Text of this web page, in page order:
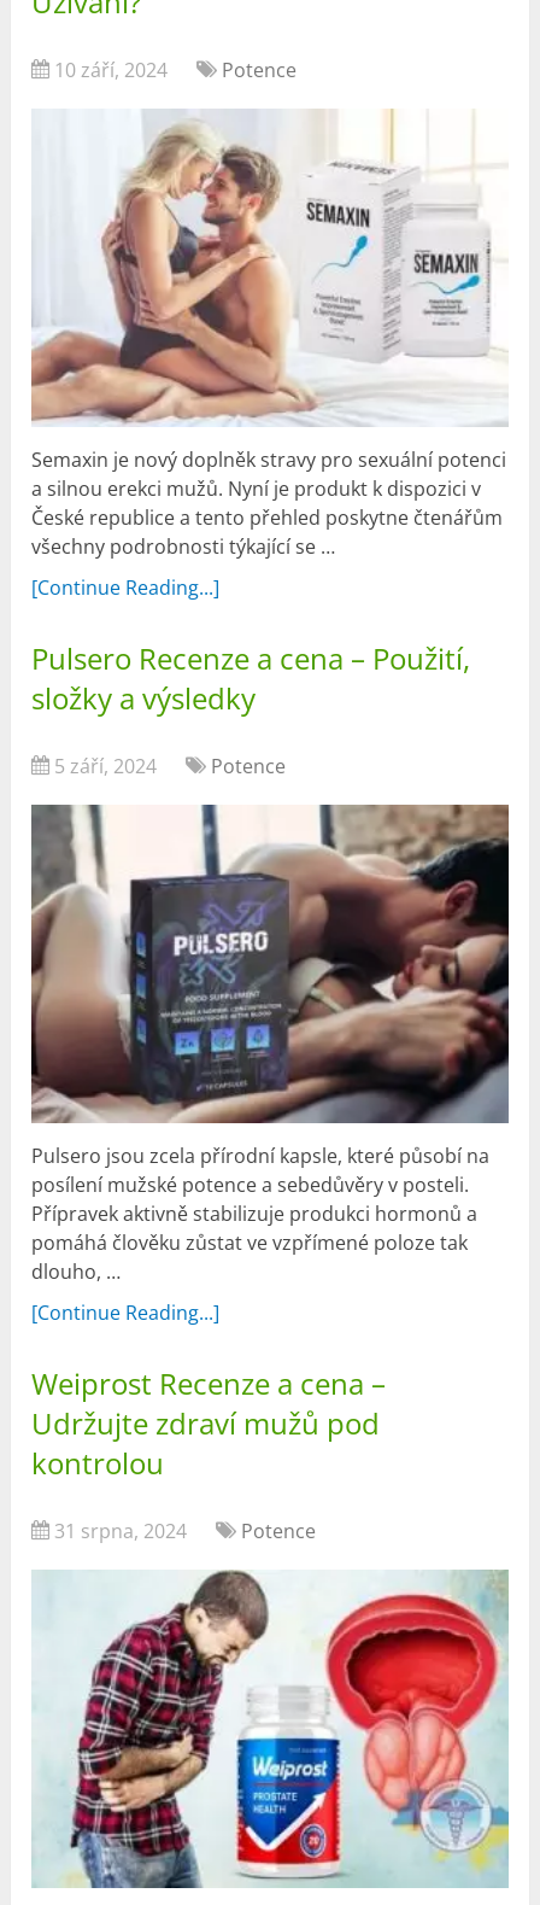
10 září, 2024 Potence
Semaxin je nový doplněk stravy pro sexuální potenci
a silnou erekci mužů. Nyní je produkt k dispozici v
České republice a tento přehled poskytne čtenářům
všechny podrobnosti týkající se …
[Continue Reading...]
Pulsero Recenze a cena – Použití,
složky a výsledky
5 září, 2024 Potence
Pulsero jsou zcela přírodní kapsle, které působí na
posílení mužské potence a sebedůvěry v posteli.
Přípravek aktivně stabilizuje produkci hormonů a
pomáhá člověku zůstat ve vzpřímené poloze tak
dlouho, …
[Continue Reading...]
Weiprost Recenze a cena –
Udržujte zdraví mužů pod
kontrolou
31 srpna, 2024 Potence